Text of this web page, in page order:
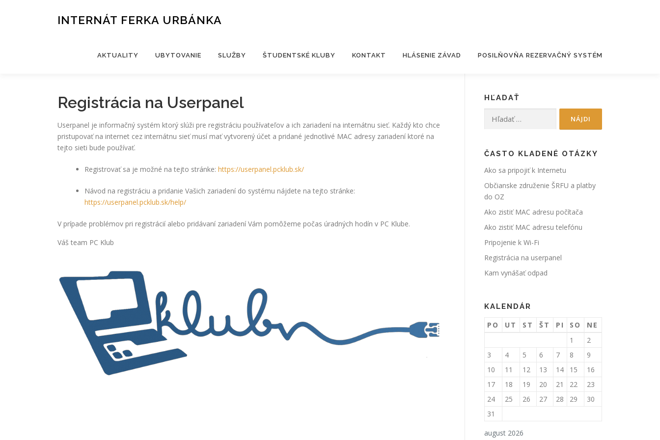
INTERNÁT FERKA URBÁNKA
AKTUALITY UBYTOVANIE SLUŽBY ŠTUDENTSKÉ KLUBY KONTAKT HLÁSENIE ZÁVAD POSILŇOVŇA REZERVAČNÝ SYSTÉM
Registrácia na Userpanel
Userpanel je informačný systém ktorý slúži pre registráciu používateľov a ich zariadení na internátnu sieť. Každý kto chce
pristupovať na internet cez internátnu sieť musí mať vytvorený účet a pridané jednotlivé MAC adresy zariadení ktoré na
tejto sieti bude používať.
Registrovať sa je možné na tejto stránke: https://userpanel.pcklub.sk/
Návod na registráciu a pridanie Vašich zariadení do systému nájdete na tejto stránke:
https://userpanel.pcklub.sk/help/
V prípade problémov pri registrácií alebo pridávaní zariadení Vám pomôžeme počas úradných hodín v PC Klube.
Váš team PC Klub
HĽADAŤ
Hľadať:
ČASTO KLADENÉ OTÁZKY
Ako sa pripojiť k Internetu
Občianske združenie ŠRFU a platby
do OZ
Ako zistiť MAC adresu počítača
Ako zistiť MAC adresu telefónu
Pripojenie k Wi-Fi
Registrácia na userpanel
Kam vynášať odpad
KALENDÁR
august 2026
PO UT ST ŠT PI SO
NE
1
2
3
4 5 6 7 8
9
10
11 12 13 14 15
16
17
18 19 20 21 22
23
24
25 26 27 28 29
30
31